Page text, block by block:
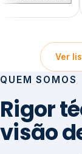
Ver
QUEM SOMOS
Rigor
visão